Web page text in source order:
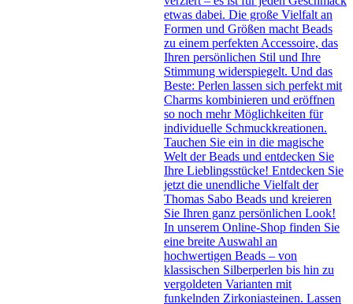
etwas dabei. Die große Vielfalt an
Formen und Größen macht Beads
zu einem perfekten Accessoire, das
Ihren persönlichen Stil und Ihre
Stimmung widerspiegelt. Und das
Beste: Perlen lassen sich perfekt mit
Charms kombinieren und eröffnen
so noch mehr Möglichkeiten für
individuelle Schmuckkreationen.
Tauchen Sie ein in die magische
Welt der Beads und entdecken Sie
Ihre Lieblingsstücke! Entdecken Sie
jetzt die unendliche Vielfalt der
Thomas Sabo Beads und kreieren
Sie Ihren ganz persönlichen Look!
In unserem Online-Shop finden Sie
eine breite Auswahl an
hochwertigen Beads – von
klassischen Silberperlen bis hin zu
vergoldeten Varianten mit
funkelnden Zirkoniasteinen. Lassen